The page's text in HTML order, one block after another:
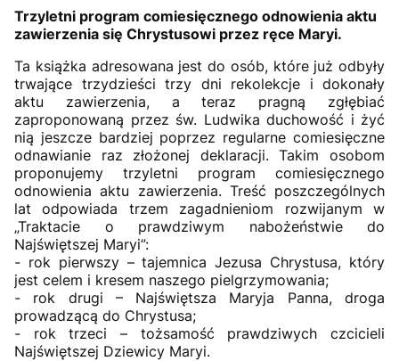
Trzyletni program comiesięcznego odnowienia aktu
zawierzenia się Chrystusowi przez ręce Maryi.
Ta książka adresowana jest do osób, które już odbyły
trwające trzydzieści trzy dni rekolekcje i dokonały
aktu zawierzenia, a teraz pragną zgłębiać
zaproponowaną przez św. Ludwika duchowość i żyć
nią jeszcze bardziej poprzez regularne comiesięczne
odnawianie raz złożonej deklaracji. Takim osobom
proponujemy trzyletni program comiesięcznego
odnowienia aktu zawierzenia. Treść poszczególnych
lat odpowiada trzem zagadnieniom rozwijanym w
„Traktacie o prawdziwym nabożeństwie do
Najświętszej Maryi”:
- rok pierwszy – tajemnica Jezusa Chrystusa, który
jest celem i kresem naszego pielgrzymowania;
- rok drugi – Najświętsza Maryja Panna, droga
prowadzącą do Chrystusa;
- rok trzeci – tożsamość prawdziwych czcicieli
Najświętszej Dziewicy Maryi.